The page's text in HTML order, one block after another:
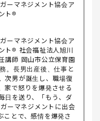
ーマネジメント協会ア
ト®️
ーマネジメント協会ア
ト®️ 社会福祉法人旭川
講師 岡山市公立保育園
。長男出産後、仕事と
次男が誕生し、職場復
家で怒りを爆発させる
日を送り、「もう、ダ
ーマネジメントに出会
ことで、感情を爆発さ